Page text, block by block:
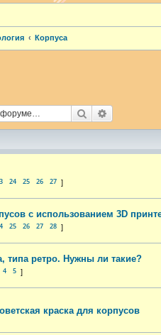
Корпуса
Поиск
24 25 26 27
с использованием 3D
25 26 27 28
типа ретро. Нужны ли такие?
4 5
краска для корпусов